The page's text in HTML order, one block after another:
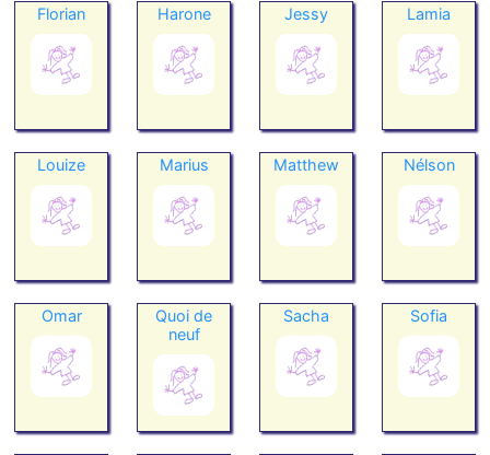
Florian Harone Jessy Lamia
Louize Marius Matthew Nélson
Omar
Quoi de
neuf
Sacha Sofia